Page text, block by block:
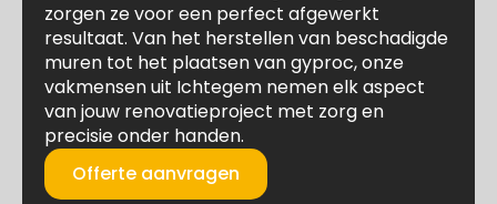
zorgen ze voor een perfect afgewerkt
resultaat. Van het herstellen van beschadigde
muren tot het plaatsen van gyproc, onze
vakmensen uit Ichtegem nemen elk aspect
van jouw renovatieproject met zorg en
precisie onder handen.
Offerte aanvragen